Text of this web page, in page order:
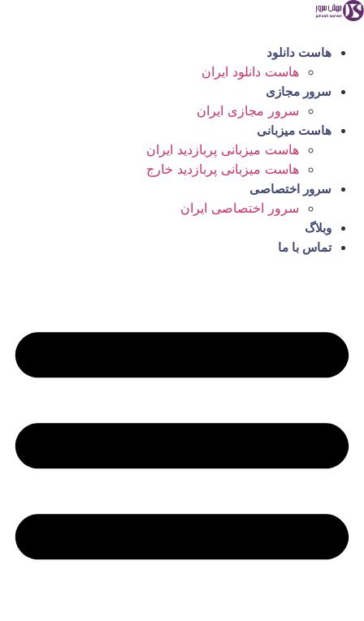
پرش
محتوا
هاست دانلود
هاست دانلود ایران
سرور مجازی
سرور مجازی ایران
هاست میزبانی
هاست میزبانی پربازدید ایران
هاست میزبانی پربازدید خارج
سرور اختصاصی
سرور اختصاصی ایران
وبلاگ
تماس با ما